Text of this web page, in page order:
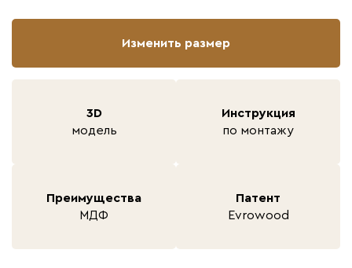
Изменить размер
3D
модель
Инструкция
по монтажу
Преимущества
МДФ
Патент
Evrowood